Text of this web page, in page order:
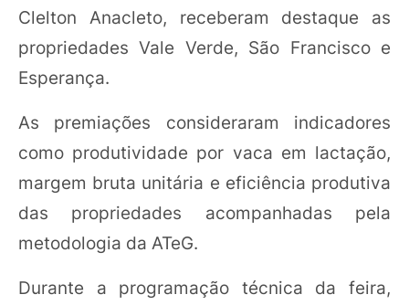
Clelton Anacleto, receberam destaque as
propriedades Vale Verde, São Francisco e
Esperança.
As premiações consideraram indicadores
como produtividade por vaca em lactação,
margem bruta unitária e eficiência produtiva
das propriedades acompanhadas pela
metodologia da ATeG.
Durante a programação técnica da feira,